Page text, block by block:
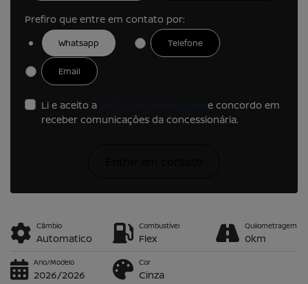
Prefiro que entre em contato por:
Whatsapp Telefone
Email
Li e aceito a Política de Privacidade e concordo em
receber comunicações da concessionária.
Câmbio
Automatico
Combustível
Flex
Quilometragem
0km
Ano/Modelo
2026/2026
Cor
Cinza